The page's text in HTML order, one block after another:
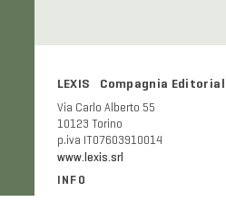
LEXIS Compagnia
Via Carlo Alberto 55
10123 Torino
p.iva IT07603910014
www.lexis.srl
INFO